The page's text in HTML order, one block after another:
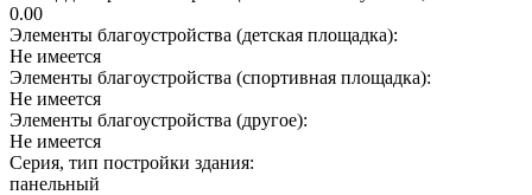
0.00
Элементы благоустройства (детская площадка):
Не имеется
Элементы благоустройства (спортивная площадка):
Не имеется
Элементы благоустройства (другое):
Не имеется
Серия, тип постройки здания:
панельный